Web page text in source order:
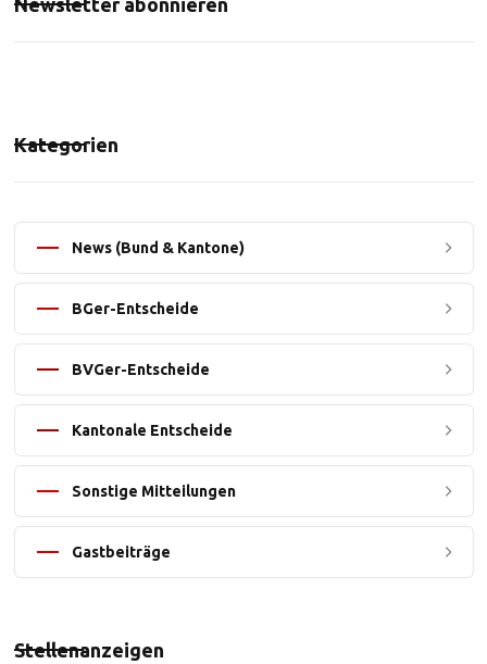
Newsletter abonnieren
Kategorien
News (Bund & Kantone)
BGer-Entscheide
BVGer-Entscheide
Kantonale Entscheide
Sonstige Mitteilungen
Gastbeiträge
Stellenanzeigen